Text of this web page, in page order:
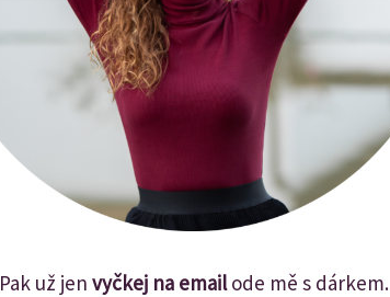
Pak už jen vyčkej na emailode mě s dárkem.